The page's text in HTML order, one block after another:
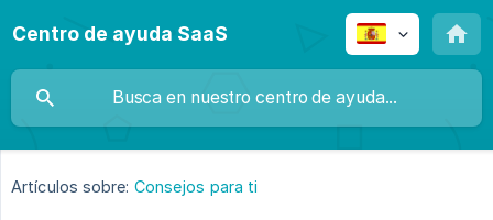
Centro de ayuda SaaS
Artículos sobre: Consejos para ti